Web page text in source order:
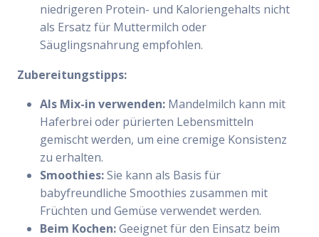
niedrigeren Protein- und Kaloriengehalts nicht
als Ersatz für Muttermilch oder
Säuglingsnahrung empfohlen.
Zubereitungstipps:
Als Mix-in verwenden: Mandelmilch kann mit
Haferbrei oder pürierten Lebensmitteln
gemischt werden, um eine cremige Konsistenz
zu erhalten.
Smoothies:Sie kann als Basis für
babyfreundliche Smoothies zusammen mit
Früchten und Gemüse verwendet werden.
Beim Kochen:Geeignet für den Einsatz beim